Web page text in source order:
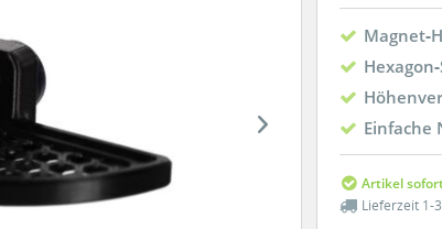
Einfache
Artikel
Lieferzeit 1-